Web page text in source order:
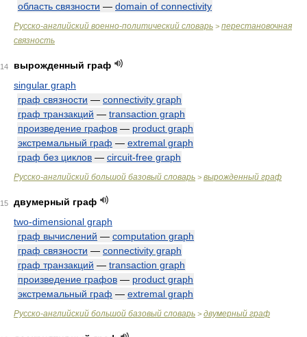
область связности — domain of connectivity
Русско-английский военно-политический словарь > перестановочная
связность
14
вырожденный граф
singular graph
граф связности — connectivity graph
граф транзакций — transaction graph
произведение графов — product graph
экстремальный граф — extremal graph
граф без циклов — circuit-free graph
Русско-английский большой базовый словарь > вырожденный граф
15
двумерный граф
two-dimensional graph
граф вычислений — computation graph
граф связности — connectivity graph
граф транзакций — transaction graph
произведение графов — product graph
экстремальный граф — extremal graph
Русско-английский большой базовый словарь > двумерный граф